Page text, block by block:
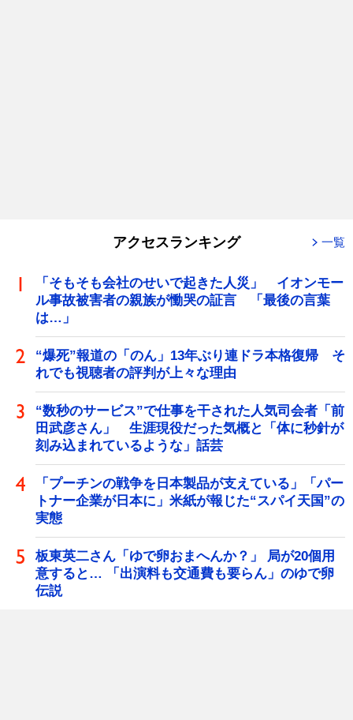
アクセスランキング 一覧
「そもそも会社のせいで起きた人災」 イオンモー
ル事故被害者の親族が慟哭の証言 「最後の言葉
は…」
“爆死”報道の「のん」13年ぶり連ドラ本格復帰 そ
れでも視聴者の評判が上々な理由
“数秒のサービス”で仕事を干された人気司会者「前
田武彦さん」 生涯現役だった気概と「体に秒針が
刻み込まれているような」話芸
「プーチンの戦争を日本製品が支えている」「パー
トナー企業が日本に」米紙が報じた“スパイ天国”の
実態
板東英二さん「ゆで卵おまへんか？」 局が20個用
意すると… 「出演料も交通費も要らん」のゆで卵
伝説